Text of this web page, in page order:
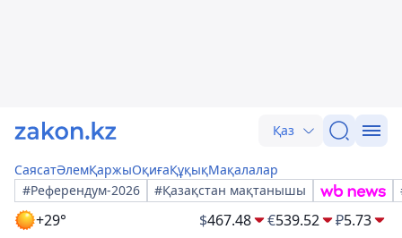
Қаз
СаясатӘлемҚаржыОқиғаҚұқықМақалалар
#Референдум-2026
#Қазақстан мақтанышы
+29° $467.48 €539.52 ₽5.73